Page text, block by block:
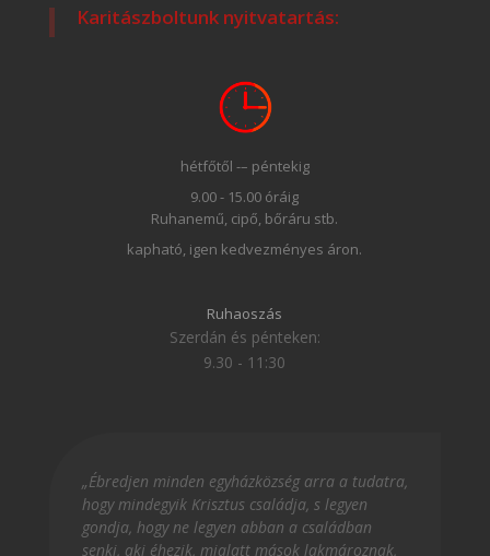
Karitászboltunk nyitvatartás:
hétfőtől -– péntekig
9.00 - 15.00 óráig
Ruhanemű, cipő, bőráru stb.
kapható, igen kedvezményes áron.
Ruhaoszás
Szerdán és pénteken:
9.30 - 11:30
„Ébredjen minden egyházközség arra a tudatra,
hogy mindegyik Krisztus családja, s legyen
gondja, hogy ne legyen abban a családban
senki, aki éhezik, mialatt mások lakmároznak,